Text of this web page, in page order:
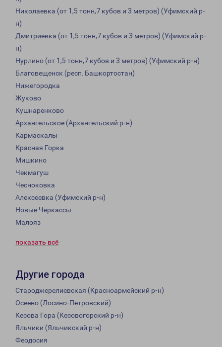
Николаевка (от 1,5 тонн,7 кубов и 3 метров) (Уфимский р-
н)
Дмитриевка (от 1,5 тонн,7 кубов и 3 метров) (Уфимский р-
н)
Нурлино (от 1,5 тонн,7 кубов и 3 метров) (Уфимский р-н)
Благовещенск (респ. Башкортостан)
Нижегородка
Жуково
Кушнаренково
Архангельское (Архангельский р-н)
Кармаскалы
Красная Горка
Мишкино
Чекмагуш
Чесноковка
Алексеевка (Уфимский р-н)
Новые Черкассы
Малояз
показать всё
Другие города
Староджерелиевская (Красноармейский р-н)
Осеево (Лосино-Петровский)
Кесова Гора (Кесовогорский р-н)
Яльчики (Яльчикский р-н)
Феодосия